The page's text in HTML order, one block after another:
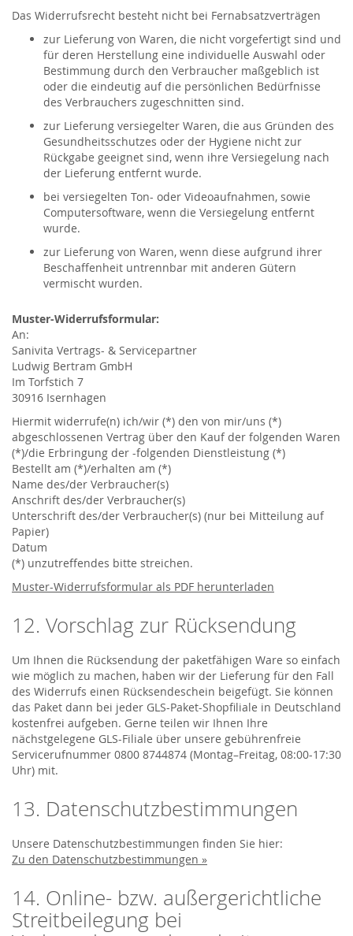
Das Widerrufsrecht besteht nicht bei Fernabsatzverträgen
zur Lieferung von Waren, die nicht vorgefertigt sind und
für deren Herstellung eine individuelle Auswahl oder
Bestimmung durch den Verbraucher maßgeblich ist
oder die eindeutig auf die persönlichen Bedürfnisse
des Verbrauchers zugeschnitten sind.
zur Lieferung versiegelter Waren, die aus Gründen des
Gesundheitsschutzes oder der Hygiene nicht zur
Rückgabe geeignet sind, wenn ihre Versiegelung nach
der Lieferung entfernt wurde.
bei versiegelten Ton- oder Videoaufnahmen, sowie
Computersoftware, wenn die Versiegelung entfernt
wurde.
zur Lieferung von Waren, wenn diese aufgrund ihrer
Beschaffenheit untrennbar mit anderen Gütern
vermischt wurden.
Muster-Widerrufsformular:
An:
Sanivita Vertrags- & Servicepartner
Ludwig Bertram GmbH
Im Torfstich 7
30916 Isernhagen
Hiermit widerrufe(n) ich/wir (*) den von mir/uns (*)
abgeschlossenen Vertrag über den Kauf der folgenden Waren
(*)/die Erbringung der -folgenden Dienstleistung (*)
Bestellt am (*)/erhalten am (*)
Name des/der Verbraucher(s)
Anschrift des/der Verbraucher(s)
Unterschrift des/der Verbraucher(s) (nur bei Mitteilung auf
Papier)
Datum
(*) unzutreffendes bitte streichen.
Muster-Widerrufsformular als PDF herunterladen
12. Vorschlag zur Rücksendung
Um Ihnen die Rücksendung der paketfähigen Ware so einfach
wie möglich zu machen, haben wir der Lieferung für den Fall
des Widerrufs einen Rücksendeschein beigefügt. Sie können
das Paket dann bei jeder GLS-Paket-Shopfiliale in Deutschland
kostenfrei aufgeben. Gerne teilen wir Ihnen Ihre
nächstgelegene GLS-Filiale über unsere gebührenfreie
Servicerufnummer 0800 8744874 (Montag–Freitag, 08:00-17:30
Uhr) mit.
13. Datenschutzbestimmungen
Unsere Datenschutzbestimmungen finden Sie hier:
Zu den Datenschutzbestimmungen »
14. Online- bzw. außergerichtliche
Streitbeilegung bei